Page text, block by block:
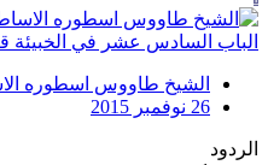
الباب السادس عشر في الخبيئة
الشيخ طاووس اسطوره
26 نوفمبر 2015
الردود